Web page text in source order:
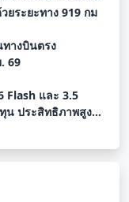
ระยะทาง 919 กม
ทางบินตรง
69
Flash และ 3.5
น ประสิทธิภาพสูง